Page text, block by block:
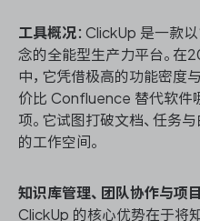
工具概况：ClickUp 是一款
念的全能型生产力平台。在
中，它凭借极高的功能密度
价比 Confluence 替代软件
项。它试图打破文档、任务
的工作空间。
知识库管理、团队协作与项
ClickUp 的核心优势在于将